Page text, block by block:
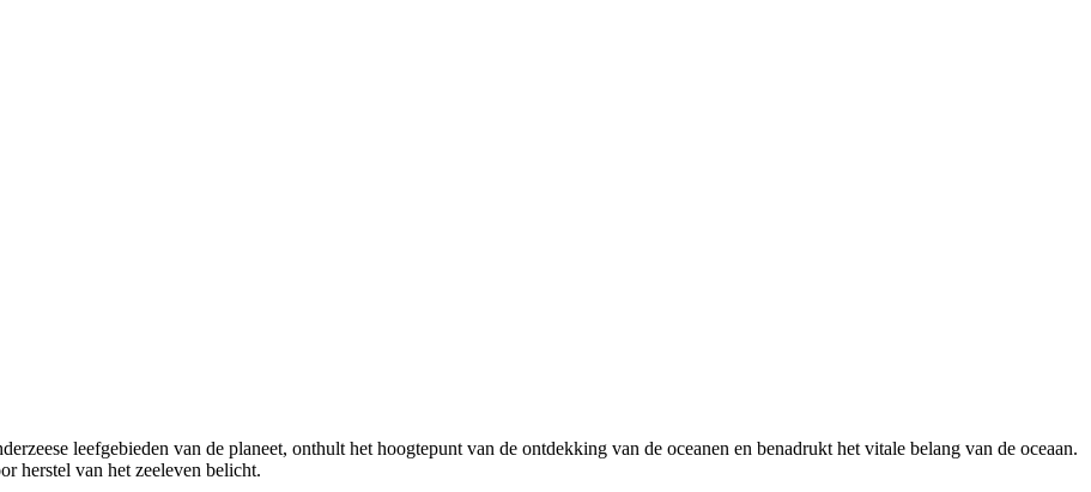
leefgebieden van de planeet, onthult het hoogtepunt van de ontdekking van de oceanen en benadrukt het vitale belang van de oceaan.
herstel van het zeeleven belicht.